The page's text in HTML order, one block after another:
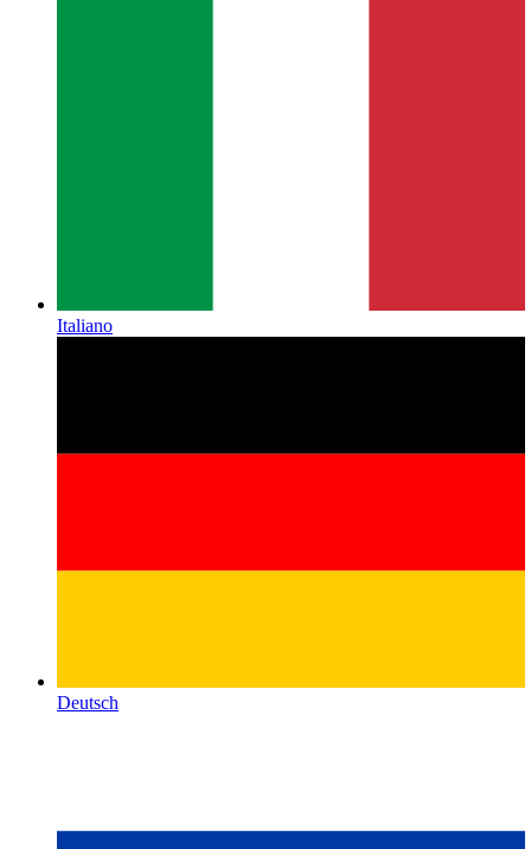
Italiano
Deutsch